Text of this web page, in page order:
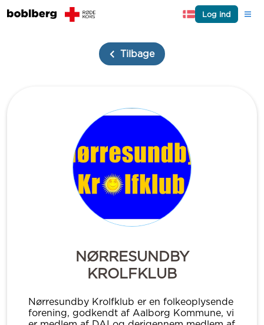
Log ind
Tilbage
NØRRESUNDBY
KROLFKLUB
Nørresundby Krolfklub er en folkeoplysende
forening, godkendt af Aalborg Kommune, vi